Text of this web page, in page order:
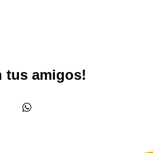
tus amigos!